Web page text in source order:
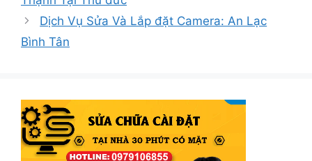
Dịch Vụ Sửa Và Lắp đặt Camera: An Lạc
Bình Tân